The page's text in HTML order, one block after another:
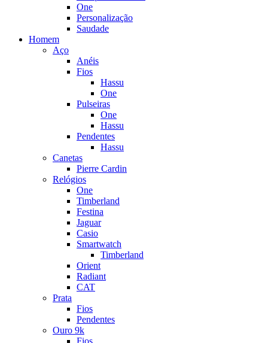
One
Personalização
Saudade
Homem
Aço
Anéis
Fios
Hassu
One
Pulseiras
One
Hassu
Pendentes
Hassu
Canetas
Pierre Cardin
Relógios
One
Timberland
Festina
Jaguar
Casio
Smartwatch
Timberland
Orient
Radiant
CAT
Prata
Fios
Pendentes
Ouro 9k
Fios